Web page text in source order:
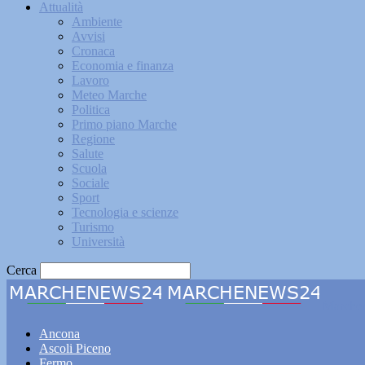
Attualità
Ambiente
Avvisi
Cronaca
Economia e finanza
Lavoro
Meteo Marche
Politica
Primo piano Marche
Regione
Salute
Scuola
Sociale
Sport
Tecnologia e scienze
Turismo
Università
Cerca
Ancona
Ascoli Piceno